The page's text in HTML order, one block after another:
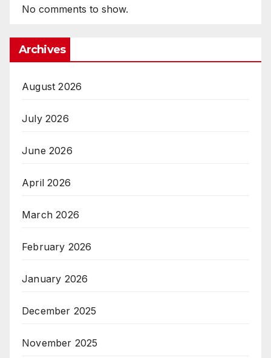
No comments to show.
Archives
August 2026
July 2026
June 2026
April 2026
March 2026
February 2026
January 2026
December 2025
November 2025